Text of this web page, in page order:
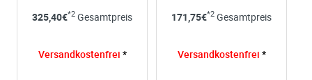
Firma:
e-mail*:
325,40€*2 Gesamtpreis
Versandkostenfrei *
171,75€*2 Gesamtpreis
Versandkostenfrei *